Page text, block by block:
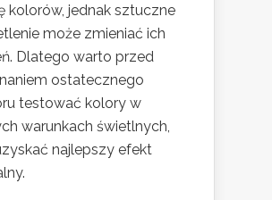
kolorów, jednak sztuczne
może zmieniać ich
Dlatego warto przed
ostatecznego
testować kolory w
warunkach świetlnych,
najlepszy efekt